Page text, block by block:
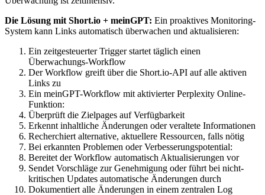
Die Lösung mit Short.io + meinGPT: Ein proaktives Monitoring-
System kann Links automatisch überwachen und aktualisieren:
Ein zeitgesteuerter Trigger startet täglich einen
Überwachungs-Workflow
Der Workflow greift über die Short.io-API auf alle aktiven
Links zu
Ein meinGPT-Workflow mit aktivierter Perplexity Online-
Funktion:
Überprüft die Zielpages auf Verfügbarkeit
Erkennt inhaltliche Änderungen oder veraltete Informationen
Recherchiert alternative, aktuellere Ressourcen, falls nötig
Bei erkannten Problemen oder Verbesserungspotential:
Bereitet der Workflow automatisch Aktualisierungen vor
Sendet Vorschläge zur Genehmigung oder führt bei nicht-
kritischen Updates automatische Änderungen durch
Dokumentiert alle Änderungen in einem zentralen Log